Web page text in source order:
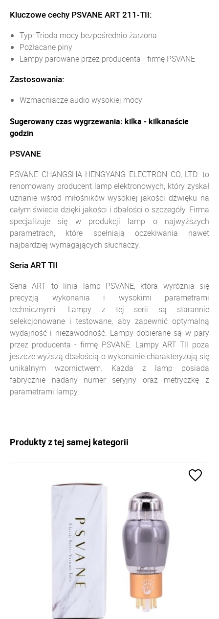
Kluczowe cechy PSVANE ART 211-TII:
Typ: Trioda mocy bezpośrednio żarzona
Pozłacane piny
Lampy parowane przez producenta - firmę PSVANE
Zastosowania:
Wzmacniacze audio wysokiej mocy
Sugerowany czas wygrzewania: kilka - kilkanaście
godzin
PSVANE
PSVANE CHANGSHA HENGYANG ELECTRON CO, LTD. to
renomowany producent lamp elektronowych, który zyskał
uznanie wśród miłośników wysokiej jakości dźwięku na
całym świecie dzięki jakości i dbałości o szczegóły. Firma
specjalizuje się w produkcji lamp o najwyższych
parametrach, które spełniają oczekiwania nawet
najbardziej wymagających słuchaczy.
Seria ART TII
Seria ART to linia lamp PSVANE, która wyróżnia się
precyzją wykonania i wysokimi parametrami
technicznymi. Lampy z tej serii są starannie
selekcjonowane i testowane, aby zapewnić optymalną
wydajność i niezawodność. Lampy dobierane są w pary
przez producenta - firmę PSVANE. Lampy ART TII poza
jeszcze wyższą dbałością o wykonanie charakteryzują się
unikalnym wzornictwem. Każda z lamp posiada
fabrycznie nadany numer seryjny oraz metryczkę z
parametrami lampy.
Produkty z tej samej kategorii